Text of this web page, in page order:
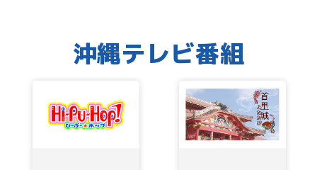
沖縄テレビ番組